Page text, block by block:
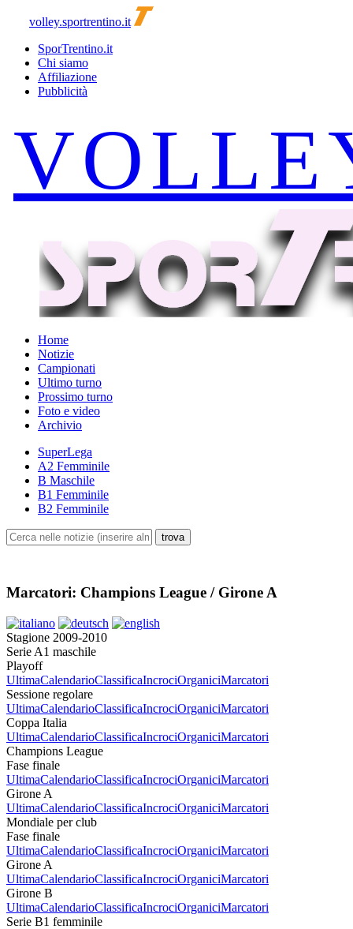
volley.sportrentino.it
SporTrentino.it
Chi siamo
Affiliazione
Pubblicità
Home
Notizie
Campionati
Ultimo turno
Prossimo turno
Foto e video
Archivio
SuperLega
A2 Femminile
B Maschile
B1 Femminile
B2 Femminile
Marcatori: Champions League / Girone A
Stagione 2009-2010
Serie A1 maschile
Playoff
UltimaCalendarioClassificaIncrociOrganiciMarcatori
Sessione regolare
UltimaCalendarioClassificaIncrociOrganiciMarcatori
Coppa Italia
UltimaCalendarioClassificaIncrociOrganiciMarcatori
Champions League
Fase finale
UltimaCalendarioClassificaIncrociOrganiciMarcatori
Girone A
UltimaCalendarioClassificaIncrociOrganiciMarcatori
Mondiale per club
Fase finale
UltimaCalendarioClassificaIncrociOrganiciMarcatori
Girone A
UltimaCalendarioClassificaIncrociOrganiciMarcatori
Girone B
UltimaCalendarioClassificaIncrociOrganiciMarcatori
Serie B1 femminile